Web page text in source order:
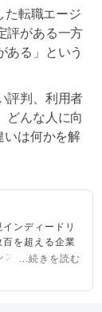
た転職エージ
評がある一方
ある」という
評判、利用者
どんな人に向
いは何かを解
ンディードリ
百を超える企業
ス(株)設立、代
...続きを読む